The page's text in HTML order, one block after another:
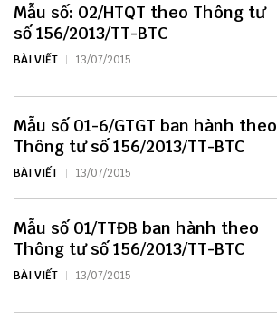
Mẫu số: 02/HTQT theo Thông tư
số 156/2013/TT-BTC
BÀI VIẾT 13/07/2015
Mẫu số 01-6/GTGT ban hành theo
Thông tư số 156/2013/TT-BTC
BÀI VIẾT 13/07/2015
Mẫu số 01/TTĐB ban hành theo
Thông tư số 156/2013/TT-BTC
BÀI VIẾT 13/07/2015